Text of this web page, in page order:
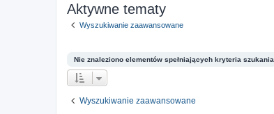
Aktywne tematy
Wyszukiwanie zaawansowane
Nie znaleziono elementów spełniających kryteria szukania.
Wyszukiwanie zaawansowane